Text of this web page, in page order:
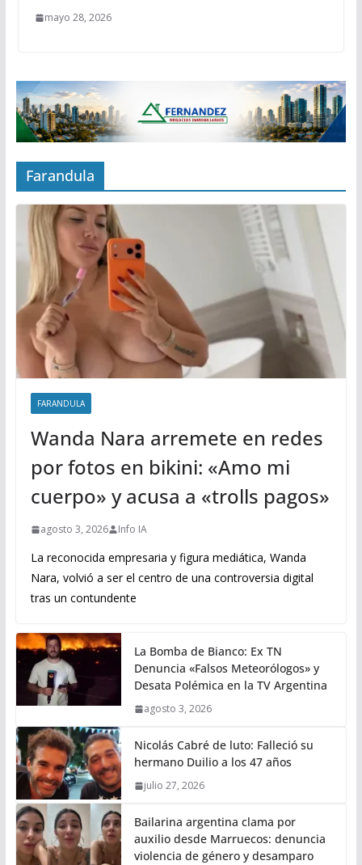
mayo 28, 2026
Farandula
FARANDULA
Wanda Nara arremete en redes
por fotos en bikini: «Amo mi
cuerpo» y acusa a «trolls pagos»
agosto 3, 2026 Info IA
La reconocida empresaria y figura mediática, Wanda
Nara, volvió a ser el centro de una controversia digital
tras un contundente
La Bomba de Bianco: Ex TN
Denuncia «Falsos Meteorólogos» y
Desata Polémica en la TV Argentina
agosto 3, 2026
Nicolás Cabré de luto: Falleció su
hermano Duilio a los 47 años
julio 27, 2026
Bailarina argentina clama por
auxilio desde Marruecos: denuncia
violencia de género y desamparo